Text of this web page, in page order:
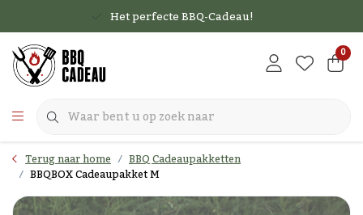
Het perfecte BBQ-Cadeau!
0
Terug naar home BBQ Cadeaupakketten
BBQBOX Cadeaupakket M